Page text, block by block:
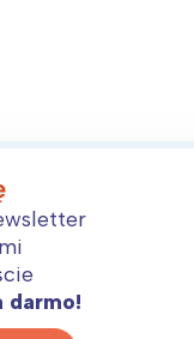
darmo!